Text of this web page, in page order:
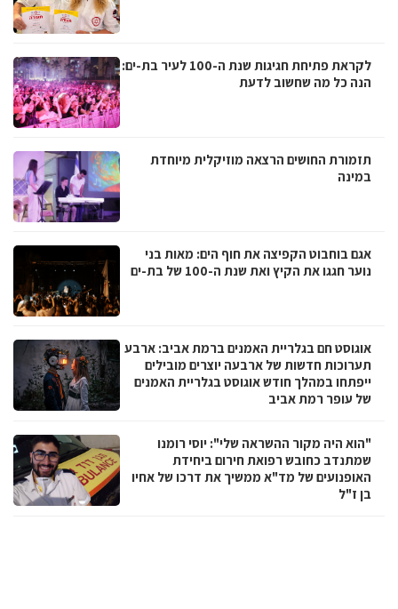
לקראת פתיחת חגיגות שנת ה-100 לעיר בת-ים:
הנה כל מה שחשוב לדעת
תזמורת החושים הרצאה מוזיקלית מיוחדת
במינה
אגם בוחבוט הקפיצה את חוף הים: מאות בני
נוער חגגו את הקיץ ואת שנת ה-100 של בת-ים
אוגוסט חם בגלריית האמנים ברמת אביב: ארבע
תערוכות חדשות של ארבעה יוצרים מובילים
ייפתחו במהלך חודש אוגוסט בגלריית האמנים
של עופר רמת אביב
"הוא היה מקור ההשראה שלי": יוסי רומנו
שמתנדב כחובש רפואת חירום ביחידת
האופנועים של מד"א ממשיך את דרכו של אחיו
בן ז"ל